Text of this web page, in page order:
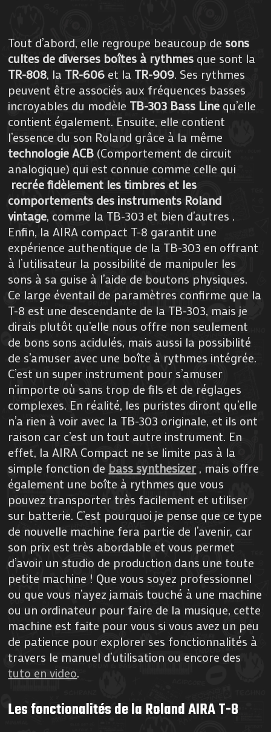
Tout d’abord, elle regroupe beaucoup de sons
cultes de diverses boîtes à rythmes que sont la
TR-808, la TR-606 et la TR-909. Ses rythmes
peuvent être associés aux fréquences basses
incroyables du modèle TB-303 Bass Line qu’elle
contient également. Ensuite, elle contient
l’essence du son Roland grâce à la même
technologie ACB (Comportement de circuit
analogique) qui est connue comme celle qui
recrée fidèlement les timbres et les
comportements des instruments Roland
vintage, comme la TB-303 et bien d’autres .
Enfin, la AIRA compact T-8 garantit une
expérience authentique de la TB-303 en offrant
à l’utilisateur la possibilité de manipuler les
sons à sa guise à l’aide de boutons physiques.
Ce large éventail de paramètres confirme que la
T-8 est une descendante de la TB-303, mais je
dirais plutôt qu’elle nous offre non seulement
de bons sons acidulés, mais aussi la possibilité
de s’amuser avec une boîte à rythmes intégrée.
C’est un super instrument pour s’amuser
n’importe où sans trop de fils et de réglages
complexes. En réalité, les puristes diront qu’elle
n’a rien à voir avec la TB-303 originale, et ils ont
raison car c’est un tout autre instrument. En
effet, la AIRA Compact ne se limite pas à la
simple fonction de bass synthesizer , mais offre
également une boîte à rythmes que vous
pouvez transporter très facilement et utiliser
sur batterie. C’est pourquoi je pense que ce type
de nouvelle machine fera partie de l’avenir, car
son prix est très abordable et vous permet
d’avoir un studio de production dans une toute
petite machine ! Que vous soyez professionnel
ou que vous n’ayez jamais touché à une machine
ou un ordinateur pour faire de la musique, cette
machine est faite pour vous si vous avez un peu
de patience pour explorer ses fonctionnalités à
travers le manuel d’utilisation ou encore des
tuto en video.
Les fonctionalités de la Roland AIRA T-8